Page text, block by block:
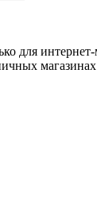
для
магазинах